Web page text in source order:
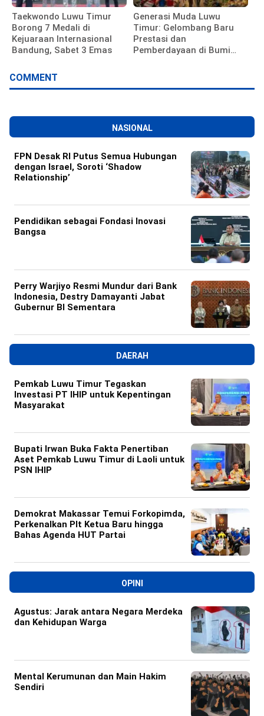
Taekwondo Luwu Timur
Borong 7 Medali di
Kejuaraan Internasional
Bandung, Sabet 3 Emas
Generasi Muda Luwu
Timur: Gelombang Baru
Prestasi dan
Pemberdayaan di Bumi
COMMENT
NASIONAL
FPN Desak RI Putus Semua Hubungan
dengan Israel, Soroti ‘Shadow
Relationship’
Pendidikan sebagai Fondasi Inovasi
Bangsa
Perry Warjiyo Resmi Mundur dari Bank
Indonesia, Destry Damayanti Jabat
Gubernur BI Sementara
DAERAH
Pemkab Luwu Timur Tegaskan
Investasi PT IHIP untuk Kepentingan
Masyarakat
Bupati Irwan Buka Fakta Penertiban
Aset Pemkab Luwu Timur di Laoli untuk
PSN IHIP
Demokrat Makassar Temui Forkopimda,
Perkenalkan Plt Ketua Baru hingga
Bahas Agenda HUT Partai
OPINI
Agustus: Jarak antara Negara Merdeka
dan Kehidupan Warga
Mental Kerumunan dan Main Hakim
Sendiri